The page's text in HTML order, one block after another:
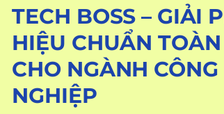
TECH BOSS – GIẢI
HIỆU CHUẨN
CHO NGÀNH CÔNG
NGHIỆP